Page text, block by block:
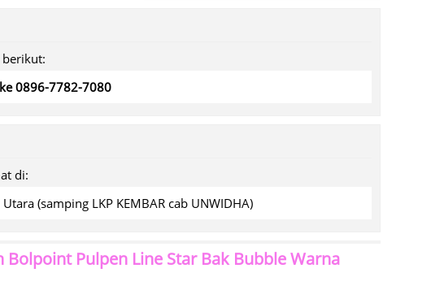
berikut:
0896-7782-7080
di:
(samping LKP KEMBAR cab UNWIDHA)
Bolpoint Pulpen Line Star Bak Bubble Warna